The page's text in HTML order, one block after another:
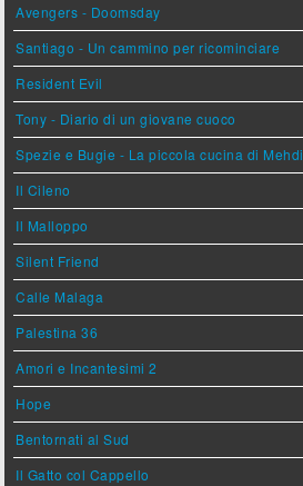
Avengers - Doomsday
Santiago - Un cammino per ricominciare
Resident Evil
Tony - Diario di un giovane cuoco
Spezie e Bugie - La piccola cucina di Mehdi
Il Cileno
Il Malloppo
Silent Friend
Calle Malaga
Palestina 36
Amori e Incantesimi 2
Hope
Bentornati al Sud
Il Gatto col Cappello